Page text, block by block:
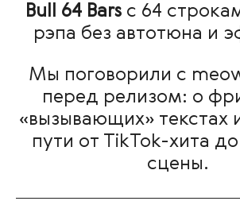
Bull 64 Barsс 64
рэпа без автотюна и
Мы поговорили с
перед релизом: о
«вызывающих» текстах
пути от TikTok-хита
сцены.